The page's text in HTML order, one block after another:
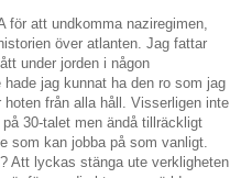
för att undkomma naziregimen,
över atlanten. Jag fattar
under jorden i någon
jag kunnat ha den ro som jag
från alla håll. Visserligen inte
30-talet men ändå tillräckligt
som kan jobba på som vanligt.
Att lyckas stänga ute verkligheten